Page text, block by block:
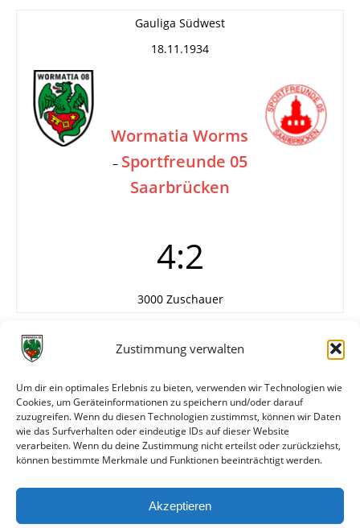
Zustimmung verwalten
Um dir ein optimales Erlebnis zu bieten, verwenden wir Technologien wie
Cookies, um Geräteinformationen zu speichern und/oder darauf
zuzugreifen. Wenn du diesen Technologien zustimmst, können wir Daten
wie das Surfverhalten oder eindeutige IDs auf dieser Website
verarbeiten. Wenn du deine Zustimmung nicht erteilst oder zurückziehst,
können bestimmte Merkmale und Funktionen beeinträchtigt werden.
Akzeptieren
Gauliga Südwest
18.11.1934
Wormatia Worms
– Sportfreunde 05
Saarbrücken
4:2
3000 Zuschauer
1:0 Fath (10.)
3:1 J. Gölz (63.)
3:2 Fuchs (80.)
4:2 M. Busam (85.)
Alle bisherigen Partien der beiden Mannschaften
anzeigen